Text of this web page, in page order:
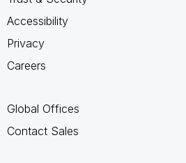
Accessibility
Privacy
Careers
Global Offices
Contact Sales